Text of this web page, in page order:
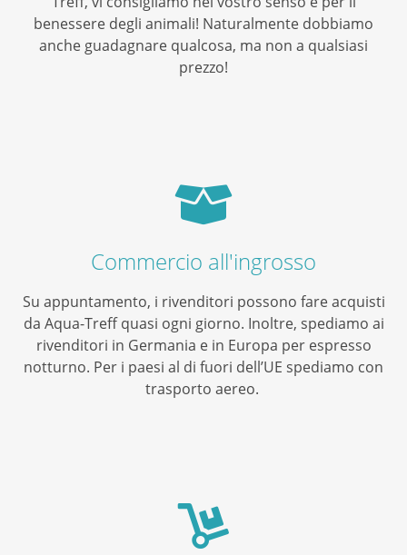
benessere degli animali! Naturalmente dobbiamo
anche guadagnare qualcosa, ma non a qualsiasi
prezzo!
Commercio all'ingrosso
Su appuntamento, i rivenditori possono fare acquisti
da Aqua-Treff quasi ogni giorno. Inoltre, spediamo ai
rivenditori in Germania e in Europa per espresso
notturno. Per i paesi al di fuori dell’UE spediamo con
trasporto aereo.